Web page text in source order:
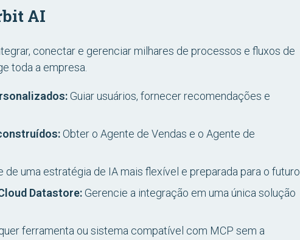
AI
conectar e gerenciar milhares de processos e fluxos de
toda a empresa.
Guiar usuários, fornecer recomendações e
Obter o Agente de Vendas e o Agente de
de uma estratégia de IA mais flexível e preparada para o futuro
Datastore: Gerencie a integração em uma única solução
ferramenta ou sistema compatível com MCP sem a